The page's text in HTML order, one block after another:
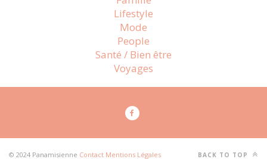
Lifestyle
Mode
People
Santé / Bien être
Voyages
© 2024 Panamisienne Contact Mentions Légales BACK TO TOP